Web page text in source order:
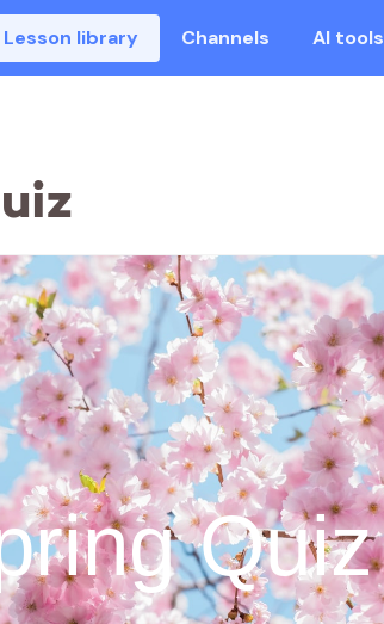
Lesson library Channels AI tools
Quiz